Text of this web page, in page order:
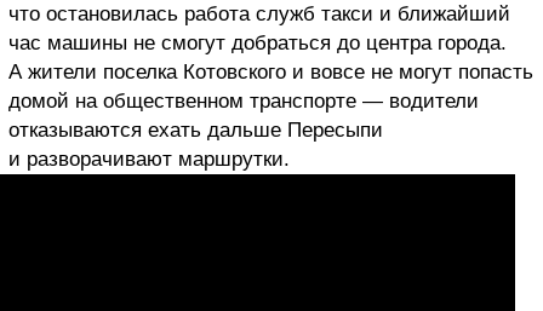
что остановилась работа служб такси и ближайший
час машины не смогут добраться до центра города.
А жители поселка Котовского и вовсе не могут попасть
домой на общественном транспорте — водители
отказываются ехать дальше Пересыпи
и разворачивают маршрутки.